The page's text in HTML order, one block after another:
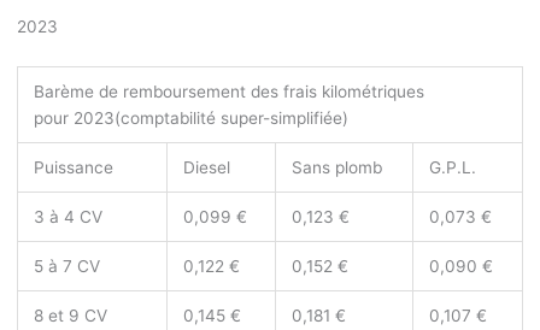
2023
Barème de remboursement des frais kilométriques
pour 2023(comptabilité super-simplifiée)
Puissance Diesel Sans plomb G.P.L.
3 à 4 CV 0,099 € 0,123 € 0,073 €
5 à 7 CV 0,122 € 0,152 € 0,090 €
8 et 9 CV 0,145 € 0,181 € 0,107 €